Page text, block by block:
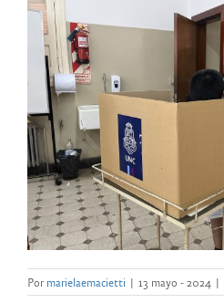
Pormarielaemacietti | 13 mayo - 2024 |